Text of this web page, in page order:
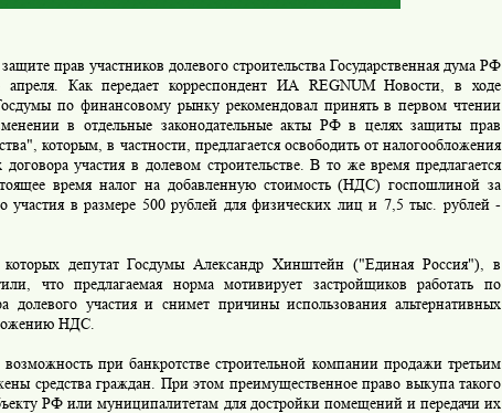
прав участников долевого строительства Государственная дума РФ
Как передает корреспондент ИА REGNUM Новости, в ходе
по финансовому рынку рекомендовал принять в первом чтении
в отдельные законодательные акты РФ в целях защиты прав
которым, в частности, предлагается освободить от налогообложения
участия в долевом строительстве. В то же время предлагается
время налог на добавленную стоимость (НДС) госпошлиной за
участия в размере 500 рублей для физических лиц и 7,5 тыс. рублей -
которых депутат Госдумы Александр Хинштейн ("Единая Россия"), в
что предлагаемая норма мотивирует застройщиков работать по
долевого участия и снимет причины использования альтернативных
НДС.
возможность при банкротстве строительной компании продажи третьим
средства граждан. При этом преимущественное право выкупа такого
РФ или муниципалитетам для достройки помещений и передачи их